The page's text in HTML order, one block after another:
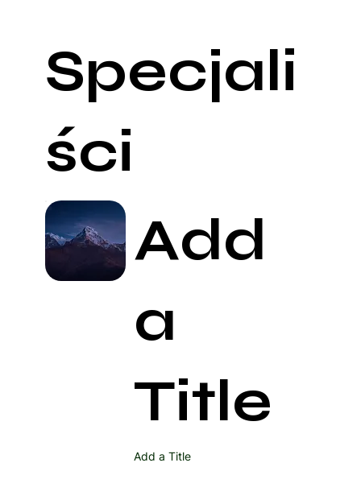
Specjali
ści
Add
a
Title
Add a Title